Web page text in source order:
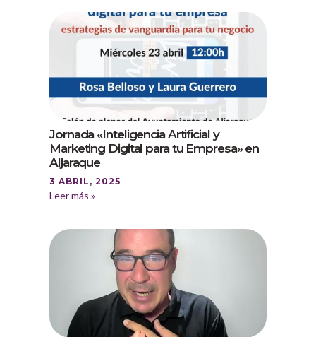
Jornada «Inteligencia Artificial y
Marketing Digital para tu Empresa» en
Aljaraque
3 ABRIL, 2025
Leer más »